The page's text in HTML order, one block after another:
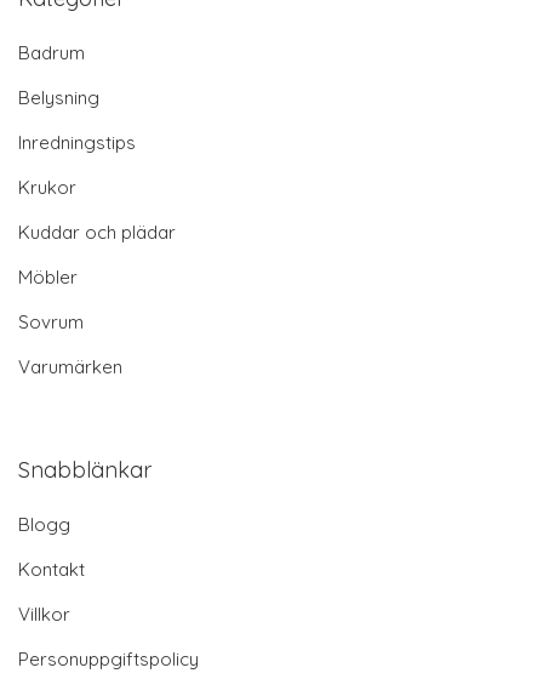
Badrum
Belysning
Inredningstips
Krukor
Kuddar och plädar
Möbler
Sovrum
Varumärken
Snabblänkar
Blogg
Kontakt
Villkor
Personuppgiftspolicy